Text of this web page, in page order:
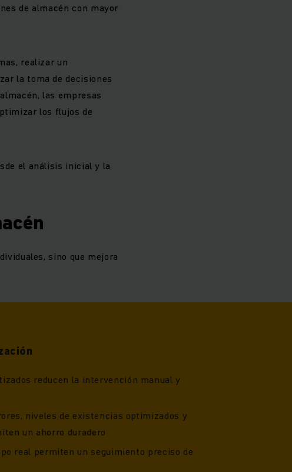
de almacén con mayor
realizar un
la toma de decisiones
las empresas
los flujos de
el análisis inicial y la
sino que mejora
reducen la intervención manual y
niveles de existencias optimizados y
un ahorro duradero
real permiten un seguimiento preciso de